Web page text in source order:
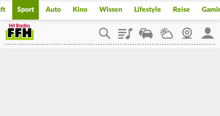
Sport Auto Kino Wissen Lifestyle Reise
PlaylistStaupilotWetterWebcam